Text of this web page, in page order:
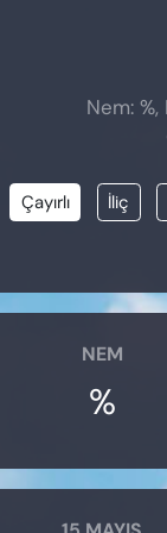
Nem:
Çayırlı İliç
NEM
%